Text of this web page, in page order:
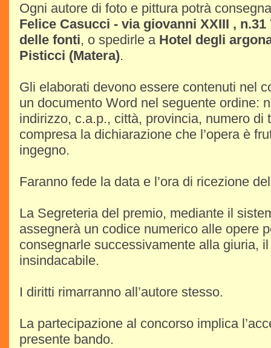
Ogni autore di foto e pittura potrà
Felice Casucci - via giovanni XXIII , n.31
delle fonti, o spedirle a Hotel degli
Pisticci (Matera).
Gli elaborati devono essere contenuti nel
un documento Word nel seguente ordine:
indirizzo, c.a.p., città, provincia, numero di
compresa la dichiarazione che l’opera è
ingegno.
Faranno fede la data e l’ora di ricezione
La Segreteria del premio, mediante il
assegnerà un codice numerico alle opere
consegnarle successivamente alla giuria,
insindacabile.
I diritti rimarranno all’autore stesso.
La partecipazione al concorso implica
presente bando.